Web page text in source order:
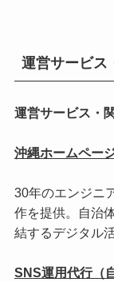
運営サービス
運営サービス・
沖縄ホームペー
30年のエンジニ
作を提供。自治
結するデジタル
SNS運用代行（